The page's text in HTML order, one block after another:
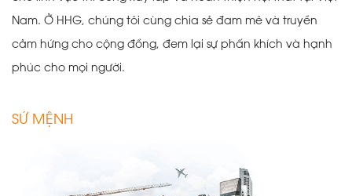
Nam. Ở HHG, chúng tôi cùng chia sẻ đam mê và truyền
cảm hứng cho cộng đồng, đem lại sự phấn khích và hạnh
phúc cho mọi người.
SỨ MỆNH